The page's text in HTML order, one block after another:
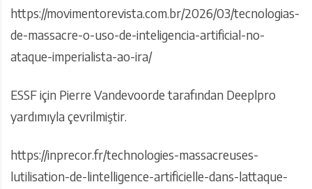
https://movimentorevista.com.br/2026/03/tecnologias-
de-massacre-o-uso-de-inteligencia-artificial-no-
ataque-imperialista-ao-ira/
ESSF için Pierre Vandevoorde tarafından Deeplpro
yardımıyla çevrilmiştir.
https://inprecor.fr/technologies-massacreuses-
lutilisation-de-lintelligence-artificielle-dans-lattaque-